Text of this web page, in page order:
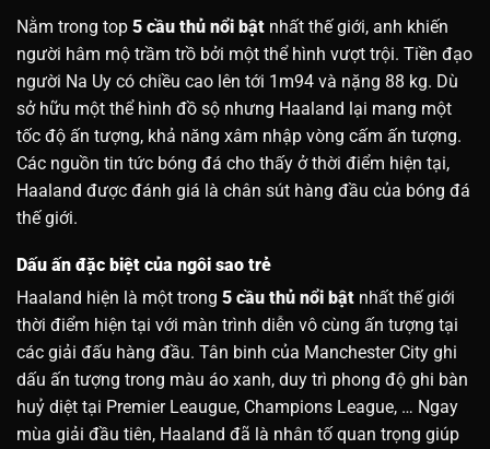
Nằm trong top 5 cầu thủ nổi bật nhất thế giới, anh khiến
người hâm mộ trầm trồ bởi một thể hình vượt trội. Tiền đạo
người Na Uy có chiều cao lên tới 1m94 và nặng 88 kg. Dù
sở hữu một thể hình đồ sộ nhưng Haaland lại mang một
tốc độ ấn tượng, khả năng xâm nhập vòng cấm ấn tượng.
Các nguồn tin tức bóng đá cho thấy ở thời điểm hiện tại,
Haaland được đánh giá là chân sút hàng đầu của bóng đá
thế giới.
Dấu ấn đặc biệt của ngôi sao trẻ
Haaland hiện là một trong 5 cầu thủ nổi bật nhất thế giới
thời điểm hiện tại với màn trình diễn vô cùng ấn tượng tại
các giải đấu hàng đầu. Tân binh của Manchester City ghi
dấu ấn tượng trong màu áo xanh, duy trì phong độ ghi bàn
huỷ diệt tại Premier Leaugue, Champions League, … Ngay
mùa giải đầu tiên, Haaland đã là nhân tố quan trọng giúp